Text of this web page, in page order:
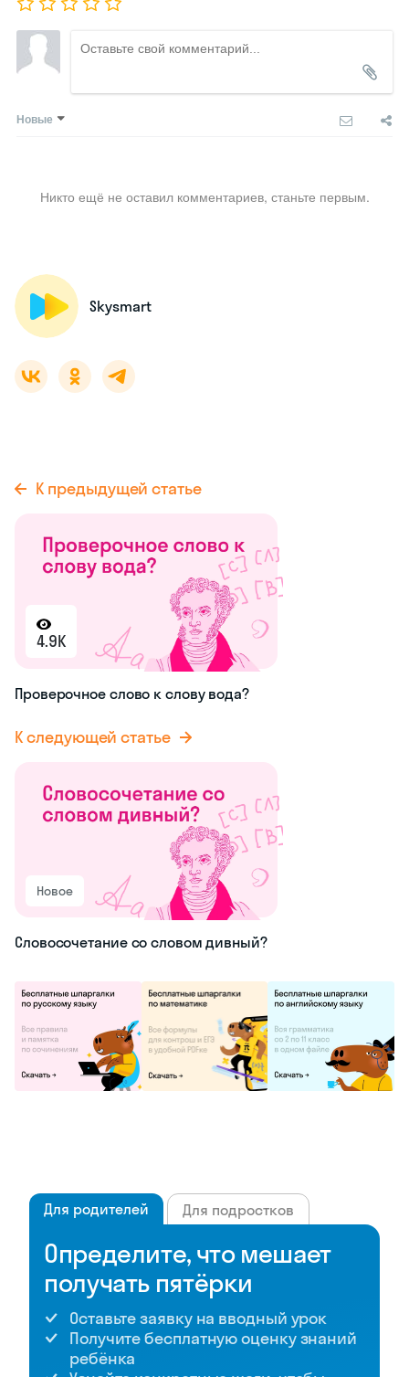
Новые
Никто ещё не оставил комментариев, станьте первым.
Skysmart
К предыдущей статье
4.9K
Проверочное слово к слову вода?
К следующей статье
Новое
Словосочетание со словом дивный?
Для родителей Для подростков
Определите, что мешает
получать пятёрки
Оставьте заявку на вводный урок
Получите бесплатную оценку знаний
ребёнка